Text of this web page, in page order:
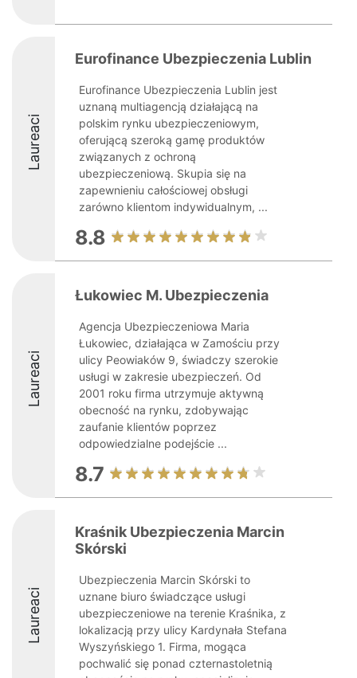
Laureaci
Eurofinance Ubezpieczenia Lublin
Eurofinance Ubezpieczenia Lublin jest
uznaną multiagencją działającą na
polskim rynku ubezpieczeniowym,
oferującą szeroką gamę produktów
związanych z ochroną
ubezpieczeniową. Skupia się na
zapewnieniu całościowej obsługi
zarówno klientom indywidualnym, ...
8.8
Laureaci
Łukowiec M. Ubezpieczenia
Agencja Ubezpieczeniowa Maria
Łukowiec, działająca w Zamościu przy
ulicy Peowiaków 9, świadczy szerokie
usługi w zakresie ubezpieczeń. Od
2001 roku firma utrzymuje aktywną
obecność na rynku, zdobywając
zaufanie klientów poprzez
odpowiedzialne podejście ...
8.7
Laureaci
Kraśnik Ubezpieczenia Marcin
Skórski
Ubezpieczenia Marcin Skórski to
uznane biuro świadczące usługi
ubezpieczeniowe na terenie Kraśnika, z
lokalizacją przy ulicy Kardynała Stefana
Wyszyńskiego 1. Firma, mogąca
pochwalić się ponad czternastoletnią